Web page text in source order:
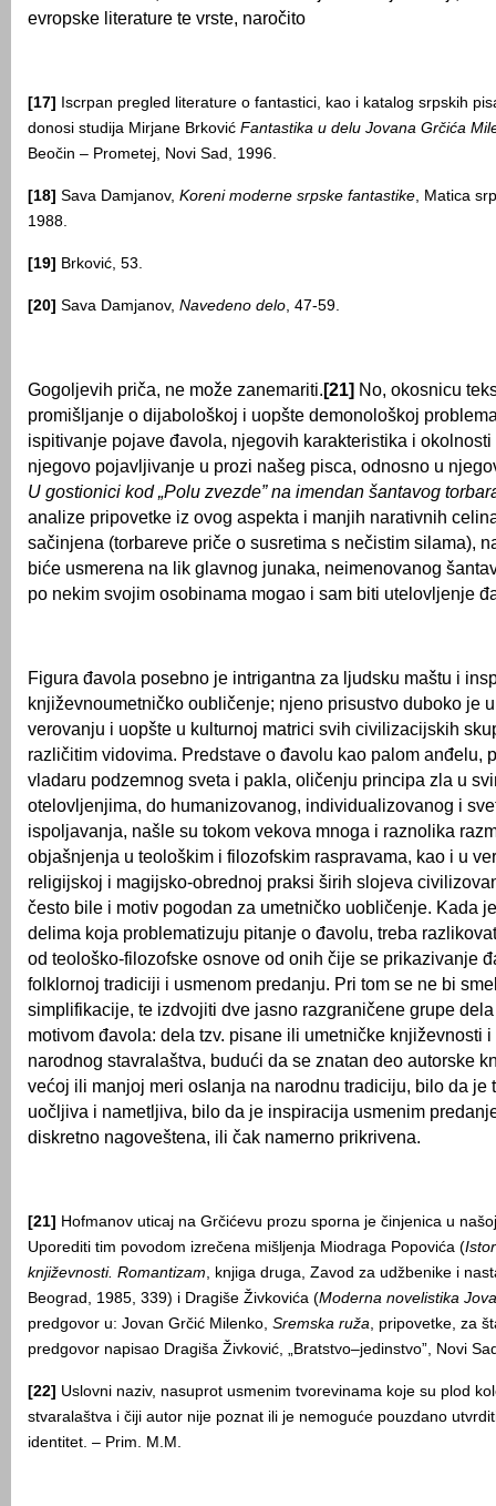
evropske literature te vrste, naročito
[17]
Iscrpan pregled literature o fantastici, kao i katalog srpskih
donosi studija Mirjane Brković Fantastika u delu Jovana Grčića
Beočin – Prometej, Novi Sad, 1996.
[18] Sava Damjanov, Koreni moderne srpske fantastike, Matica
1988.
[19] Brković, 53.
[20] Sava Damjanov, Navedeno delo, 47-59.
Gogoljevih priča, ne može zanemariti.[21] No, okosnicu
promišljanje o dijabološkoj i uopšte demonološkoj
ispitivanje pojave đavola, njegovih karakteristika i okolnosti
njegovo pojavljivanje u prozi našeg pisca, odnosno u
U gostionici kod „Polu zvezde” na imendan šantavog
analize pripovetke iz ovog aspekta i manjih narativnih
sačinjena (torbareve priče o susretima s nečistim silama),
biće usmerena na lik glavnog junaka, neimenovanog
po nekim svojim osobinama mogao i sam biti utelovljenje
Figura đavola posebno je intrigantna za ljudsku maštu i
književnoumetničko oubličenje; njeno prisustvo duboko je
verovanju i uopšte u kulturnoj matrici svih civilizacijskih
različitim vidovima. Predstave o đavolu kao palom anđelu,
vladaru podzemnog sveta i pakla, oličenju principa zla u
otelovljenjima, do humanizovanog, individualizovanog i
ispoljavanja, našle su tokom vekova mnoga i raznolika
objašnjenja u teološkim i filozofskim raspravama, kao i u
religijskoj i magijsko-obrednoj praksi širih slojeva
često bile i motiv pogodan za umetničko uobličenje. Kada
delima koja problematizuju pitanje o đavolu, treba
od teološko-filozofske osnove od onih čije se prikazivanje
folklornoj tradiciji i usmenom predanju. Pri tom se ne bi
simplifikacije, te izdvojiti dve jasno razgraničene grupe
motivom đavola: dela tzv. pisane ili umetničke književnosti
narodnog stavralaštva, budući da se znatan deo autorske
većoj ili manjoj meri oslanja na narodnu tradiciju, bilo da je
uočljiva i nametljiva, bilo da je inspiracija usmenim
diskretno nagoveštena, ili čak namerno prikrivena.
[21] Hofmanov uticaj na Grčićevu prozu sporna je činjenica u
Uporediti tim povodom izrečena mišljenja Miodraga Popovića (
književnosti. Romantizam, knjiga druga, Zavod za udžbenike i
Beograd, 1985, 339) i Dragiše Živkovića (Moderna novelistika
predgovor u: Jovan Grčić Milenko, Sremska ruža, pripovetke, za
predgovor napisao Dragiša Živković, „Bratstvo–jedinstvo”, Novi
[22] Uslovni naziv, nasuprot usmenim tvorevinama koje su plod
stvaralaštva i čiji autor nije poznat ili je nemoguće pouzdano
identitet. – Prim. M.M.